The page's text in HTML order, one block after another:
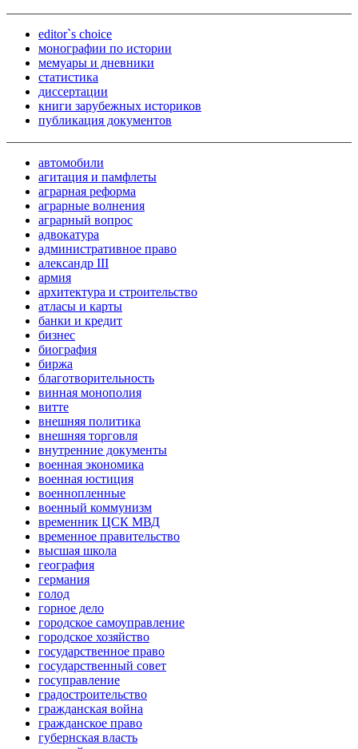
editor`s choice
монографии по истории
мемуары и дневники
статистика
диссертации
книги зарубежных историков
публикация документов
автомобили
агитация и памфлеты
аграрная реформа
аграрные волнения
аграрный вопрос
адвокатура
административное право
александр III
армия
архитектура и строительство
атласы и карты
банки и кредит
бизнес
биография
биржа
благотворительность
винная монополия
витте
внешняя политика
внешняя торговля
внутренние документы
военная экономика
военная юстиция
военнопленные
военный коммунизм
временник ЦСК МВД
временное правительство
высшая школа
география
германия
голод
горное дело
городское самоуправление
городское хозяйство
государственное право
государственный совет
госуправление
градостроительство
гражданская война
гражданское право
губернская власть